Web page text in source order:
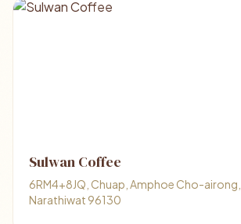
Sulwan Coffee
6RM4+8JQ, Chuap, Amphoe Cho-
Narathiwat 96130